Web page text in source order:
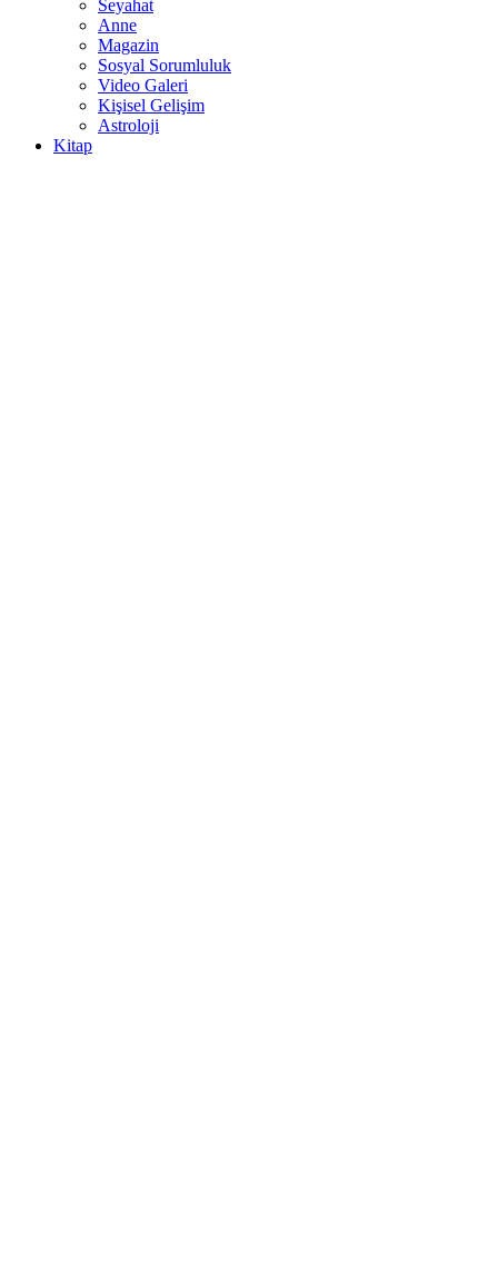
Seyahat
Anne
Magazin
Sosyal Sorumluluk
Video Galeri
Kişisel Gelişim
Astroloji
Kitap